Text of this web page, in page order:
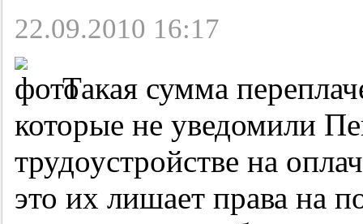
22.09.2010 16:17
Такая сумма
которые не уведомили
трудоустройстве на
это их лишает права на